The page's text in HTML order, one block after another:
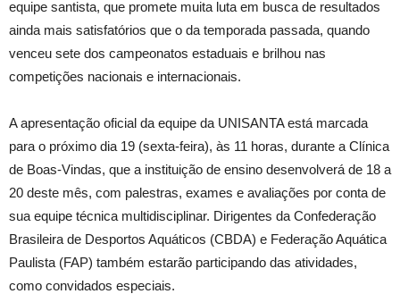
equipe santista, que promete muita luta em busca de resultados
ainda mais satisfatórios que o da temporada passada, quando
venceu sete dos campeonatos estaduais e brilhou nas
competições nacionais e internacionais.
A apresentação oficial da equipe da UNISANTA está marcada
para o próximo dia 19 (sexta-feira), às 11 horas, durante a Clínica
de Boas-Vindas, que a instituição de ensino desenvolverá de 18 a
20 deste mês, com palestras, exames e avaliações por conta de
sua equipe técnica multidisciplinar. Dirigentes da Confederação
Brasileira de Desportos Aquáticos (CBDA) e Federação Aquática
Paulista (FAP) também estarão participando das atividades,
como convidados especiais.